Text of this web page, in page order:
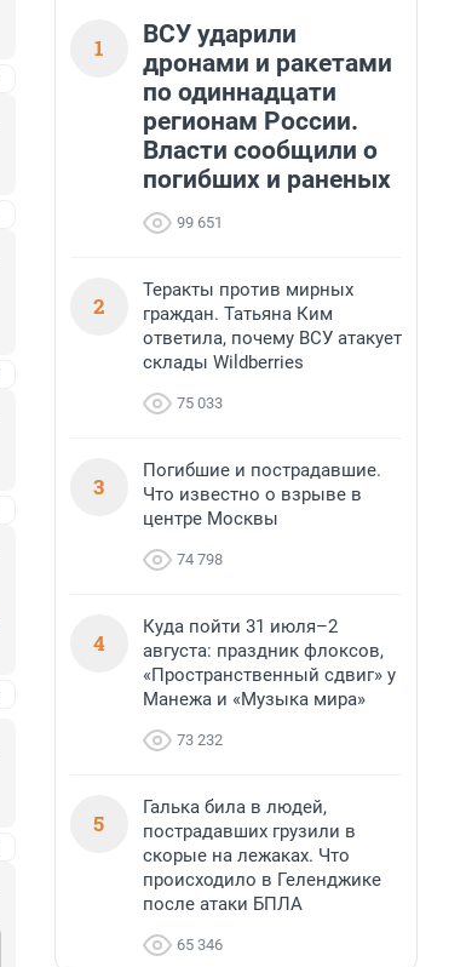
1
ВСУ ударили
дронами и ракетами
по одиннадцати
регионам России.
Власти сообщили о
погибших и раненых
99 651
2
Теракты против мирных
граждан. Татьяна Ким
ответила, почему ВСУ атакует
склады Wildberries
75 033
3
Погибшие и пострадавшие.
Что известно о взрыве в
центре Москвы
74 798
4
Куда пойти 31 июля–2
августа: праздник флоксов,
«Пространственный сдвиг» у
Манежа и «Музыка мира»
73 232
5
Галька била в людей,
пострадавших грузили в
скорые на лежаках. Что
происходило в Геленджике
после атаки БПЛА
65 346